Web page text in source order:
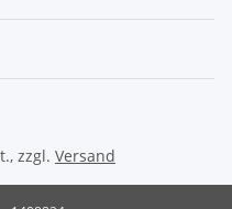
zzgl. Versand